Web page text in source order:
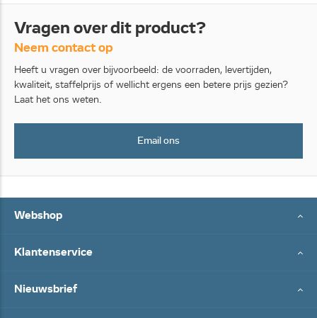
Vragen over dit product?
Neem contact op
Heeft u vragen over bijvoorbeeld: de voorraden, levertijden,
kwaliteit, staffelprijs of wellicht ergens een betere prijs gezien?
Laat het ons weten.
Email ons
Webshop
Klantenservice
Nieuwsbrief